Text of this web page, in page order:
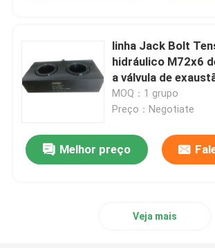
Para casa
linha Jack Bolt
hidráulico M72x6
a válvula de
MOQ：1 grupo
Preço：Negotiate
Melhor preço
Veja mais